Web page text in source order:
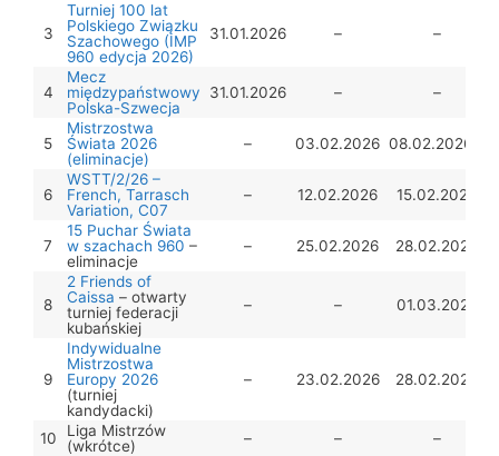
3
Turniej 100 lat
Polskiego Związku
Szachowego (IMP
960 edycja 2026)
31.01.2026 – –
4
Mecz
międzypaństwowy
Polska-Szwecja
31.01.2026 – –
5
Mistrzostwa
Świata 2026
(eliminacje)
– 03.02.2026 08.02.2026
6
WSTT/2/26 –
French, Tarrasch
Variation, C07
– 12.02.2026 15.02.2026
7
15 Puchar Świata
w szachach 960 –
eliminacje
– 25.02.2026 28.02.2026
8
2 Friends of
Caissa – otwarty
turniej federacji
kubańskiej
– – 01.03.2026
9
Indywidualne
Mistrzostwa
Europy 2026
(turniej
kandydacki)
– 23.02.2026 28.02.2026
10
Liga Mistrzów
(wkrótce)
– – –